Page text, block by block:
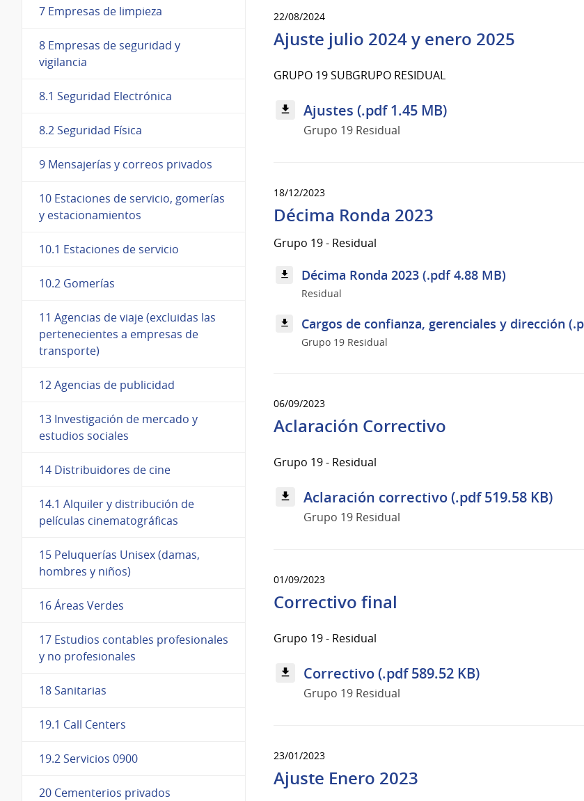
7 Empresas de limpieza
8 Empresas de seguridad y
vigilancia
8.1 Seguridad Electrónica
8.2 Seguridad Física
9 Mensajerías y correos privados
10 Estaciones de servicio, gomerías
y estacionamientos
10.1 Estaciones de servicio
10.2 Gomerías
11 Agencias de viaje (excluidas las
pertenecientes a empresas de
transporte)
12 Agencias de publicidad
13 Investigación de mercado y
estudios sociales
14 Distribuidores de cine
14.1 Alquiler y distribución de
películas cinematográficas
15 Peluquerías Unisex (damas,
hombres y niños)
16 Áreas Verdes
17 Estudios contables profesionales
y no profesionales
18 Sanitarias
19.1 Call Centers
19.2 Servicios 0900
20 Cementerios privados
22/08/2024
Ajuste julio 2024 y enero 2025
GRUPO 19 SUBGRUPO RESIDUAL
Ajustes (.pdf 1.45 MB)
Grupo 19 Residual
18/12/2023
Décima Ronda 2023
Grupo 19 - Residual
Décima Ronda 2023 (.pdf 4.88 MB)
Residual
Cargos de confianza, gerenciales y dirección
Grupo 19 Residual
06/09/2023
Aclaración Correctivo
Grupo 19 - Residual
Aclaración correctivo (.pdf 519.58 KB)
Grupo 19 Residual
01/09/2023
Correctivo final
Grupo 19 - Residual
Correctivo (.pdf 589.52 KB)
Grupo 19 Residual
23/01/2023
Ajuste Enero 2023